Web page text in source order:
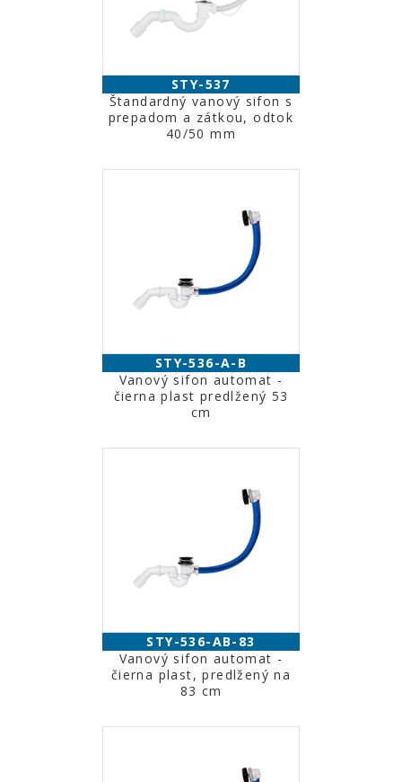
STY-537
Štandardný vanový sifon s
prepadom a zátkou, odtok
40/50 mm
STY-536-A-B
Vanový sifon automat -
čierna plast predlžený 53
cm
STY-536-AB-83
Vanový sifon automat -
čierna plast, predlžený na
83 cm